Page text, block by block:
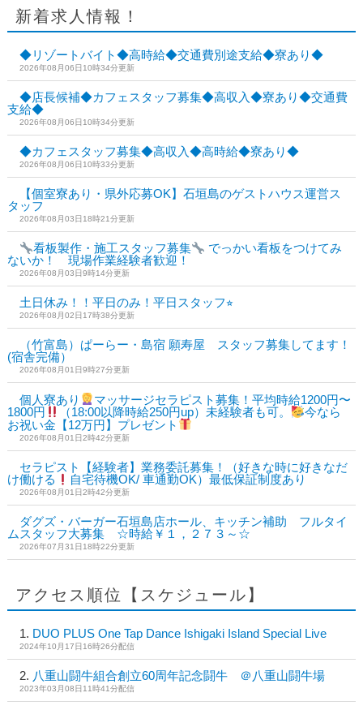
新着求人情報！
◆リゾートバイト◆高時給◆交通費別途支給◆寮あり◆
2026年08月06日10時34分更新
◆店長候補◆カフェスタッフ募集◆高収入◆寮あり◆交通費
支給◆
2026年08月06日10時34分更新
◆カフェスタッフ募集◆高収入◆高時給◆寮あり◆
2026年08月06日10時33分更新
【個室寮あり・県外応募OK】石垣島のゲストハウス運営ス
タッフ
2026年08月03日18時21分更新
看板製作・施工スタッフ募集
でっかい看板をつけてみ
ないか！ 現場作業経験者歓迎！
2026年08月03日9時14分更新
土日休み！！平日のみ！平日スタッフ⭐︎
2026年08月02日17時38分更新
（竹富島）ぱーらー・島宿 願寿屋 スタッフ募集してます！
(宿舎完備）
2026年08月01日9時27分更新
個人寮あり
マッサージセラピスト募集！平均時給1200円〜
1800円
（18:00以降時給250円up）未経験者も可。
今なら
お祝い金【12万円】プレゼント
2026年08月01日2時42分更新
セラピスト【経験者】業務委託募集！（好きな時に好きなだ
け働ける
自宅待機OK/ 車通勤OK）最低保証制度あり
2026年08月01日2時42分更新
ダグズ・バーガー石垣島店ホール、キッチン補助 フルタイ
ムスタッフ大募集 ☆時給￥１，２７３～☆
2026年07月31日18時22分更新
アクセス順位【スケジュール】
DUO PLUS One Tap Dance Ishigaki Island Special Live
2024年10月17日16時26分配信
八重山闘牛組合創立60周年記念闘牛 ＠八重山闘牛場
2023年03月08日11時41分配信